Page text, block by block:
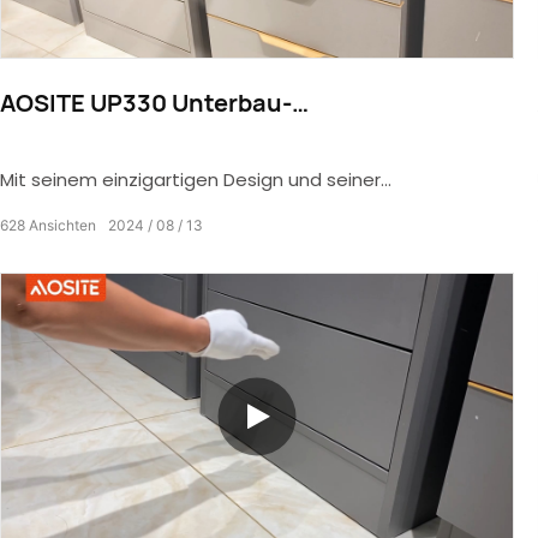
AOSITE UP330 Unterbau-
Typ mit Vollauszug und sanftem Schließen
Mit seinem einzigartigen Design und seiner
und sanftem Verschluss Ihrem Zuhause einen
außergewöhnlichen Charme.
2024 08 13
628 Ansichten